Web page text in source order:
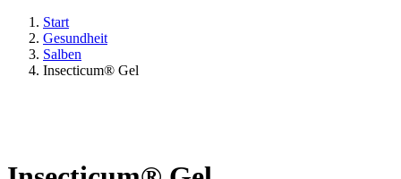
Start
Gesundheit
Salben
Insecticum® Gel